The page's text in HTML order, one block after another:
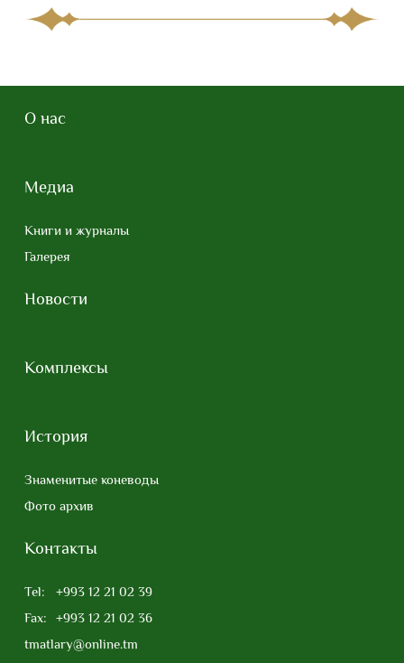
О нас
Медиа
Книги и журналы
Галерея
Новости
Комплексы
История
Знаменитые коневоды
Фото архив
Контакты
Tel:
+993 12 21 02 39
Fax: +993 12 21 02 36
tmatlary@online.tm